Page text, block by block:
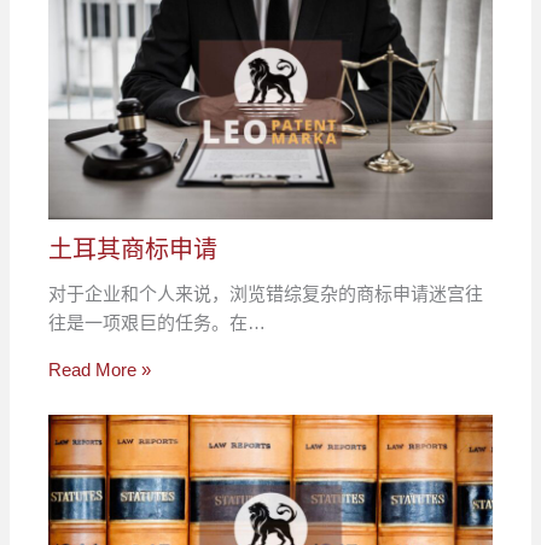
土耳其商标申请
对于企业和个人来说，浏览错综复杂的商标申请迷宫往
往是一项艰巨的任务。在…
Read More »